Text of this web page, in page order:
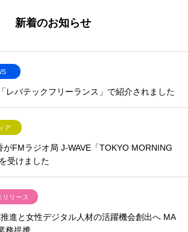
新着のお知らせ
レバテックフリーランス」で紹介されました
ア
がFMラジオ局 J-WAVE「TOKYO MORNING
受けました
リリース
進と女性デジタル人材の活躍機会創出へ MA